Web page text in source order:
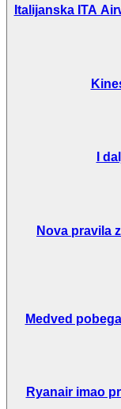
Italijanska ITA
I
Nova pravila
Medved
Ryanair imao